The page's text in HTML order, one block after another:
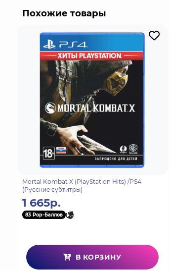
Нашивка,
Набор наклеек.
Откройте для себя или заново
из первых игр, предлагающих
В игровой кампании играйте в
Помимо торговли наркотиками и
поражения! После обнаружения
заложников из различных
Особенности:
Интерпретация культового
Новое арт-направление.
Непрерывный геймплей.
Прохождение в одиночку или в
Похожие товары
Mortal Kombat X (PlayStation Hits) /PS4
(Русские субтитры)
1 665р.
83 Pop-Баллов
В КОРЗИНУ